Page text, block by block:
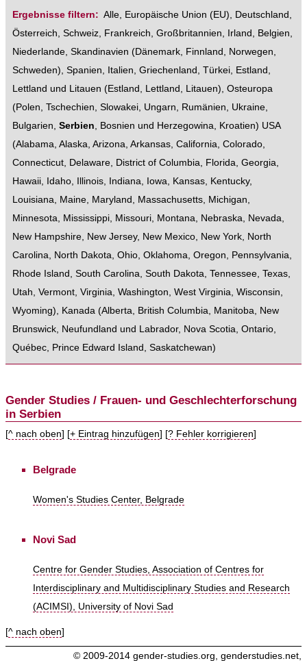
Ergebnisse filtern: Alle, Europäische Union (EU), Deutschland ,
Österreich, Schweiz, Frankreich, Großbritannien, Irland , Belgien,
Niederlande, Skandinavien (Dänemark, Finnland , Norwegen,
Schweden), Spanien, Italien, Griechenland , Türkei, Estland,
Lettland und Litauen (Estland , Lettland , Litauen), Osteuropa
(Polen, Tschechien, Slowakei, Ungarn, Rumänien, Ukraine,
Bulgarien, Serbien, Bosnien und Herzegowina, Kroatien) USA
(Alabama, Alaska, Arizona, Arkansas, California, Colorado,
Connecticut, Delaware, District of Columbia, Florida, Georgia,
Hawaii, Idaho, Illinois, Indiana, Iowa, Kansas, Kentucky,
Louisiana, Maine, Maryland , Massachusetts, Michigan,
Minnesota, Mississippi, Missouri, Montana, Nebraska, Nevada,
New Hampshire, New Jersey, New Mexico, New York, North
Carolina, North Dakota, Ohio, Oklahoma, Oregon, Pennsylvania,
Rhode Island , South Carolina, South Dakota, Tennessee, Texas,
Utah, Vermont, Virginia, Washington, West Virginia, Wisconsin,
Wyoming), Kanada (Alberta, British Columbia, Manitoba, New
Brunswick, Neufundland und Labrador, Nova Scotia, Ontario,
Québec, Prince Edward Island , Saskatchewan)
Gender Studies / Frauen- und Geschlechterforschung
in Serbien
[^ nach oben] [+ Eintrag hinzufügen] [? Fehler korrigieren]
Belgrade
Women's Studies Center, Belgrade
Novi Sad
Centre for Gender Studies, Association of Centres for
Interdisciplinary and Multidisciplinary Studies and Research
(ACIMSI), University of Novi Sad
[^ nach oben]
© 2009-2014 gender-studies.org, genderstudies.net,